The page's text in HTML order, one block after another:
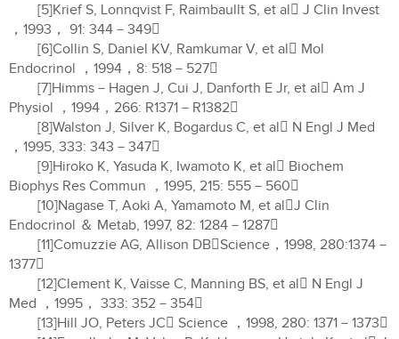
[5]Krief S, Lonnqvist F, Raimbaullt S, et al J Clin Invest
，1993， 91: 344－349
[6]Collin S, Daniel KV, Ramkumar V, et al Mol
Endocrinol ，1994，8: 518－527
[7]Himms－Hagen J, Cui J, Danforth E Jr, et al Am J
Physiol ，1994，266: R1371－R1382
[8]Walston J, Silver K, Bogardus C, et al N Engl J Med
，1995, 333: 343－347
[9]Hiroko K, Yasuda K, Iwamoto K, et al Biochem
Biophys Res Commun ，1995, 215: 555－560
[10]Nagase T, Aoki A, Yamamoto M, et alJ Clin
Endocrinol ＆ Metab, 1997, 82: 1284－1287
[11]Comuzzie AG, Allison DBScience，1998, 280:1374－
1377
[12]Clement K, Vaisse C, Manning BS, et al N Engl J
Med ，1995， 333: 352－354
[13]Hill JO, Peters JC Science ，1998, 280: 1371－1373